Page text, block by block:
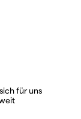
für uns